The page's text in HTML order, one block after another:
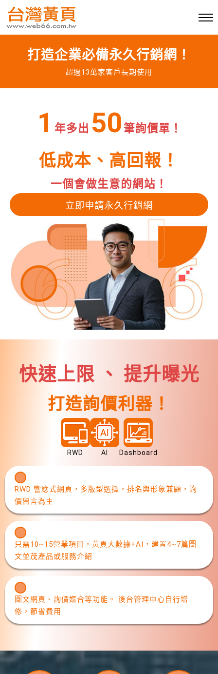
打造企業必備永久行銷網！
超過13萬家客戶長期使用
1 年多出 50 筆詢價單！
低成本、高回報！
一個會做生意的網站！
立即申請永久行銷網
快速上限 、 提升曝光
打造詢價利器！
RWD AI Dashboard
RWD 響應式網頁，多版型選擇，排名與形象兼顧，詢
價留言為主
只需10~15營業項目，黃頁大數據+AI，建置4~7篇圖
文並茂產品或服務介紹
圖文網頁、詢價媒合等功能。 後台管理中心自行增
修，節省費用